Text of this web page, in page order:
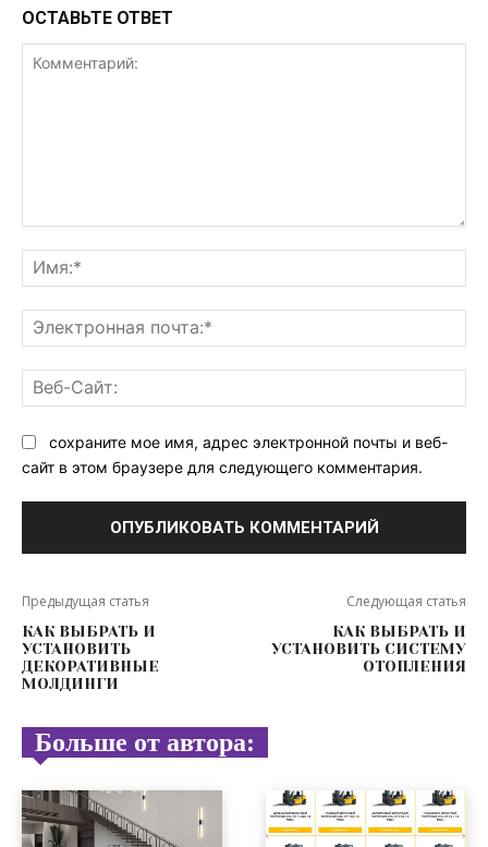
ОСТАВЬТЕ ОТВЕТ
сохраните мое имя, адрес электронной почты и веб-
сайт в этом браузере для следующего комментария.
Предыдущая статья
КАК ВЫБРАТЬ И
УСТАНОВИТЬ
ДЕКОРАТИВНЫЕ
МОЛДИНГИ
Следующая статья
КАК ВЫБРАТЬ И
УСТАНОВИТЬ СИСТЕМУ
ОТОПЛЕНИЯ
Больше от автора: